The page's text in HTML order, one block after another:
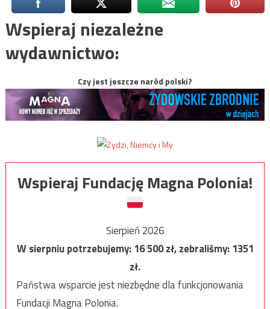
Wspieraj niezależne
wydawnictwo:
Czy jest jeszcze naród polski?
Wspieraj Fundację Magna Polonia!
Sierpień 2026
W sierpniu potrzebujemy:16 500zł, zebraliśmy:1351
zł.
Państwa wsparcie jest niezbędne dla funkcjonowania
Fundacji Magna Polonia.